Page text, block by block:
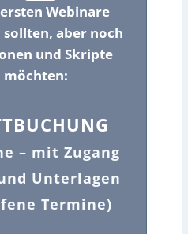
Webinare
aber noch
und Skripte
möchten:
– mit Zugang
Unterlagen
Termine)